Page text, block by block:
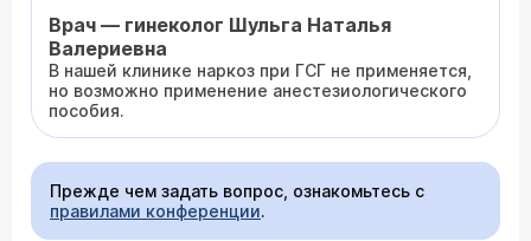
Врач — гинеколог Шульга Наталья
Валериевна
В нашей клинике наркоз при ГСГ не применяется,
но возможно применение анестезиологического
пособия.
Прежде чем задать вопрос, ознакомьтесь с
правилами конференции.